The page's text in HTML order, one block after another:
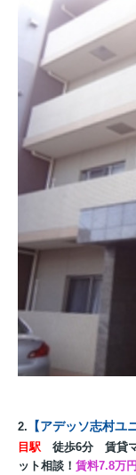
2. 【アデッソ志村ユ
目駅 徒歩6分 賃貸マ
ット相談！ 賃料7.8万